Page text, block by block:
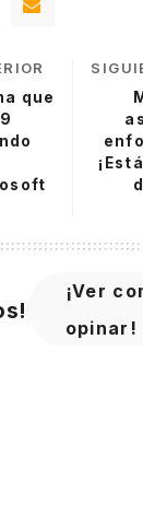
que
¡Ver
opinar!